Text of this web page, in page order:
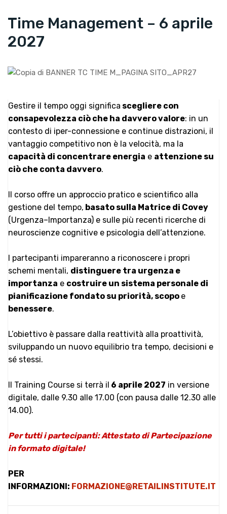
Time Management – 6 aprile
2027
Gestire il tempo oggi significa scegliere con
consapevolezza ciò che ha davvero valore: in un
contesto di iper-connessione e continue distrazioni, il
vantaggio competitivo non è la velocità, ma la
capacità di concentrare energia e attenzione su
ciò che conta davvero.
Il corso offre un approccio pratico e scientifico alla
gestione del tempo, basato sulla Matrice di Covey
(Urgenza–Importanza) e sulle più recenti ricerche di
neuroscienze cognitive e psicologia dell’attenzione.
I partecipanti impareranno a riconoscere i propri
schemi mentali, distinguere tra urgenza e
importanza e costruire un sistema personale di
pianificazione fondato su priorità, scopo e
benessere.
L’obiettivo è passare dalla reattività alla proattività,
sviluppando un nuovo equilibrio tra tempo, decisioni e
sé stessi.
Il Training Course si terrà il 6 aprile 2027 in versione
digitale, dalle 9.30 alle 17.00 (con pausa dalle 12.30 alle
14.00).
Per tutti i partecipanti: Attestato di Partecipazione
in formato digitale!
PER
INFORMAZIONI: FORMAZIONE@RETAILINSTITUTE.IT